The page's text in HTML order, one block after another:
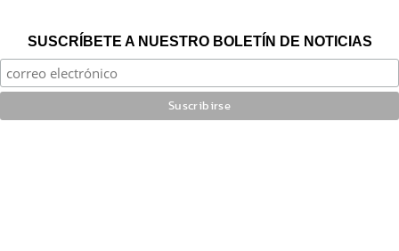
SUSCRÍBETE A NUESTRO BOLETÍN DE NOTICIAS